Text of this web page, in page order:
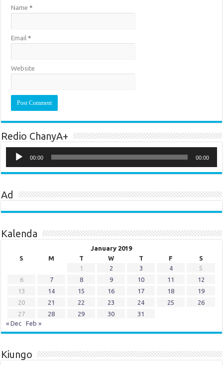
Name*
Email*
Website
Redio ChanyA+
Player
00:00 00:00
Ad
Kalenda
January 2019
S
M T W T F
S
1
2 3 4
5
6
7 8 9 10 11
12
13
14 15 16 17 18
19
20
21 22 23 24 25
26
27
28 29 30
31
« Dec
Feb »
Kiungo